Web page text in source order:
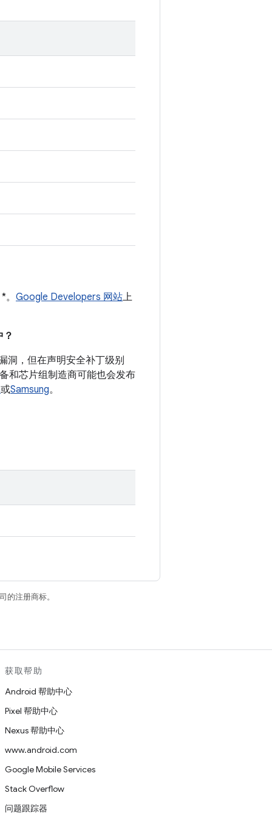
Google Developers 网站上
洞，但在声明安全补丁级别
和芯片组制造商可能也会发布
或Samsung。
的注册商标。
获取帮助
Android 帮助中心
Pixel 帮助中心
Nexus 帮助中心
www.android.com
Google Mobile Services
Stack Overflow
问题跟踪器